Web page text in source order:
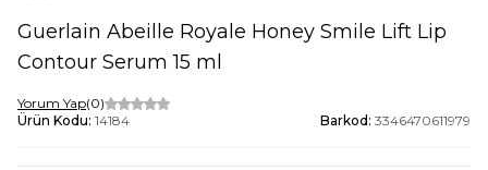
Guerlain Abeille Royale Honey Smile Lift Lip
Contour Serum 15 ml
Yorum Yap(0)
Ürün Kodu: 14184 Barkod: 3346470611979